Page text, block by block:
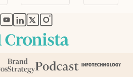
abre en nueva pestaña
abre en nueva pestaña
abre en nueva pestaña
abre en nueva pestaña
abre en nueva pestaña